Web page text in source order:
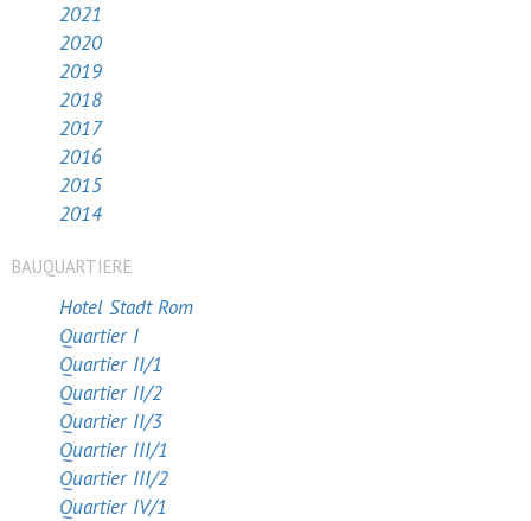
2021
2020
2019
2018
2017
2016
2015
2014
BAUQUARTIERE
Hotel Stadt Rom
Quartier I
Quartier II/1
Quartier II/2
Quartier II/3
Quartier III/1
Quartier III/2
Quartier IV/1